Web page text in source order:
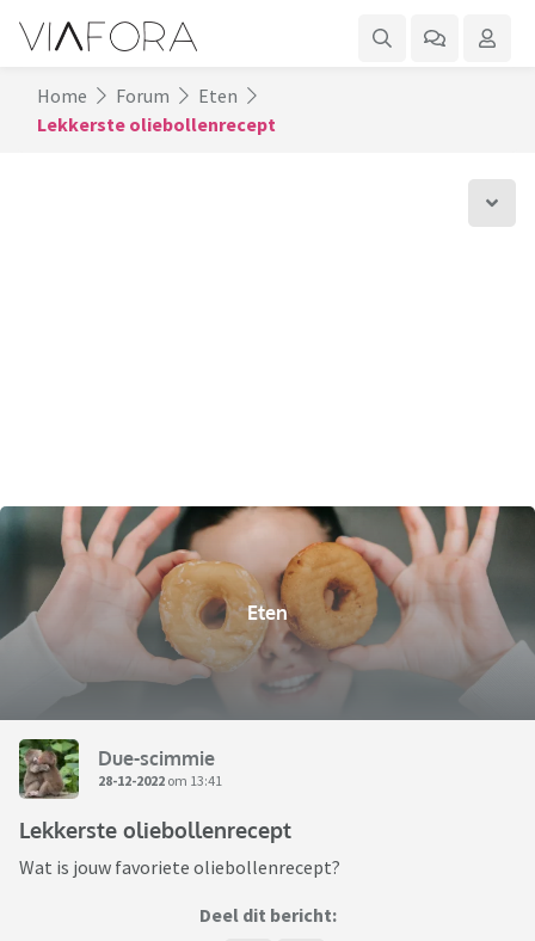
Home Forum
Eten
Lekkerste oliebollenrecept
Eten
Due-scimmie
28-12-2022 om 13:41
Lekkerste oliebollenrecept
Wat is jouw favoriete oliebollenrecept?
Deel dit bericht: